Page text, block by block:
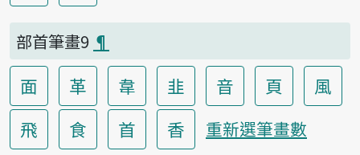
部首筆畫9 ¶
面 革 韋 韭 音 頁
風
飛
食 首 香 重新選筆畫數